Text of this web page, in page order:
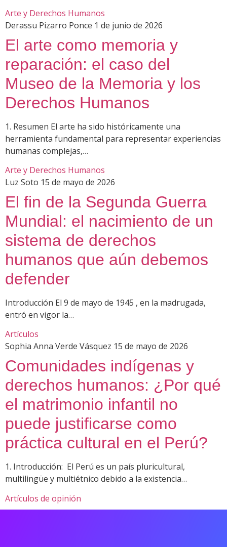
Arte y Derechos Humanos
Derassu Pizarro Ponce 1 de junio de 2026
El arte como memoria y
reparación: el caso del
Museo de la Memoria y los
Derechos Humanos
1. Resumen El arte ha sido históricamente una
herramienta fundamental para representar experiencias
humanas complejas,…
Arte y Derechos Humanos
Luz Soto 15 de mayo de 2026
El fin de la Segunda Guerra
Mundial: el nacimiento de un
sistema de derechos
humanos que aún debemos
defender
Introducción El 9 de mayo de 1945 , en la madrugada,
entró en vigor la…
Artículos
Sophia Anna Verde Vásquez 15 de mayo de 2026
Comunidades indígenas y
derechos humanos: ¿Por qué
el matrimonio infantil no
puede justificarse como
práctica cultural en el Perú?
1. Introducción: El Perú es un país pluricultural,
multilingüe y multiétnico debido a la existencia…
Artículos de opinión